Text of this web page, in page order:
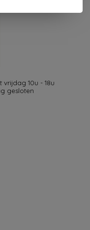
10u - 18u
gesloten